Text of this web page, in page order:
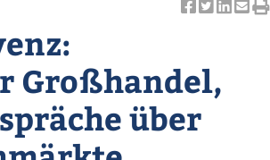
el
uf
k
el
wi
el
a
Großhandel,
über